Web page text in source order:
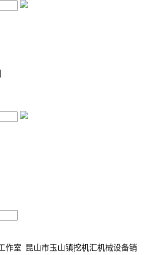
作室 昆山市玉山镇挖机汇机械设备销